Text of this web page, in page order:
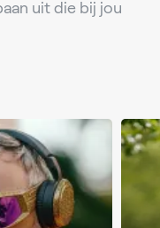
uit die bij jou